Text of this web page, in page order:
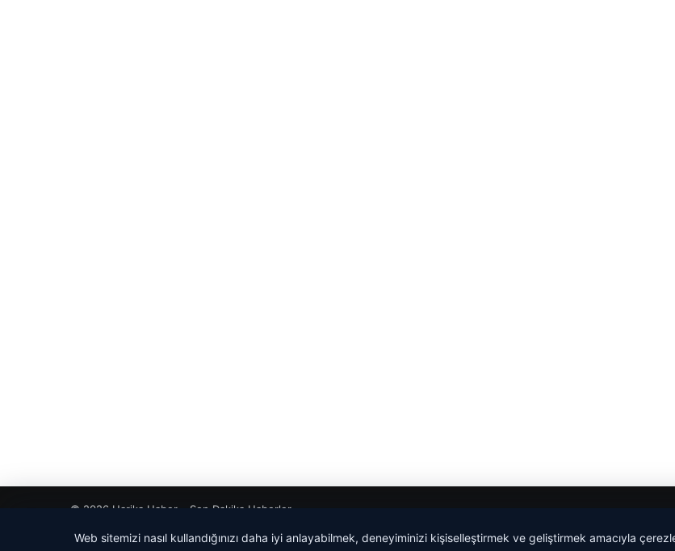
© 2026 Harika Haber – Son Dakika Haberler
Web sitemizi nasıl kullandığınızı daha iyi anlayabilmek, deneyiminizi kişiselleştirmek ve geliştirmek amacıyla
Yeminli Tercüme Bürosu|Malta Dil Okulu|